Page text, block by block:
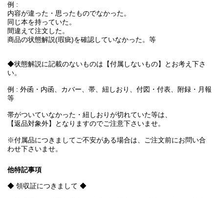
例 :
内容が違った・思ったものでなかった。
同じ本を持っていた。
間違えて注文した。
商品の状態解説(瑕疵)を確認していなかった。等
◆状態解説に記載のないものは【付属しないもの】とお考え下さ
い。
例 : 外函・内函、カバー、帯、紐しおり、付図・付表、附録・月報
等
帯がついていなかった・紐しおりが切れていた等は、
【返品対象外】となりますのでご注意下さいませ。
※付属品につきましてご不安がある場合は、ご注文前にお問い合
わせ下さいませ。
他特記事項
◆ 領収証につきまして ◆